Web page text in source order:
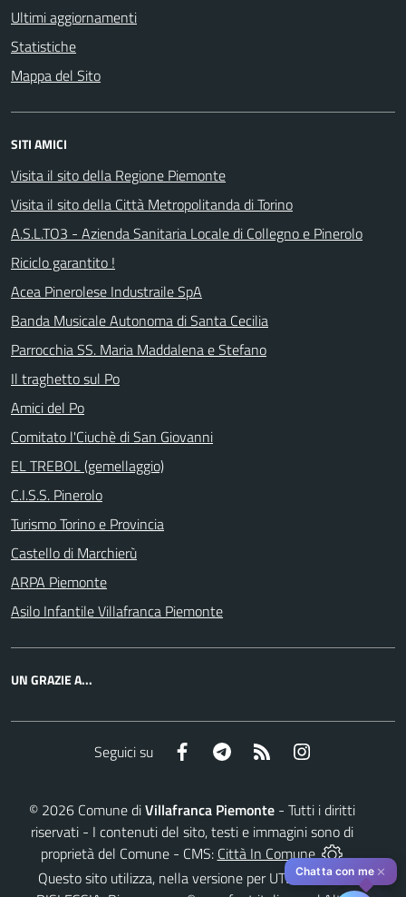
Ultimi aggiornamenti
Statistiche
Mappa del Sito
SITI AMICI
Visita il sito della Regione Piemonte
Visita il sito della Città Metropolitanda di Torino
A.S.L.TO3 - Azienda Sanitaria Locale di Collegno e Pinerolo
Riciclo garantito !
Acea Pinerolese Industraile SpA
Banda Musicale Autonoma di Santa Cecilia
Parrocchia SS. Maria Maddalena e Stefano
Il traghetto sul Po
Amici del Po
Comitato l'Ciuchè di San Giovanni
EL TREBOL (gemellaggio)
C.I.S.S. Pinerolo
Turismo Torino e Provincia
Castello di Marchierù
ARPA Piemonte
Asilo Infantile Villafranca Piemonte
UN GRAZIE A...
Seguici su Facebook Telegram RSS
© 2026 Comune diVillafranca Piemonte - Tutti i diritti
riservati - I contenuti del sito, testi e immagini sono di
proprietà del Comune - CMS: Città In Comune
Questo sito utilizza, nella versione per UTENTI CON
Chatta con me ✕